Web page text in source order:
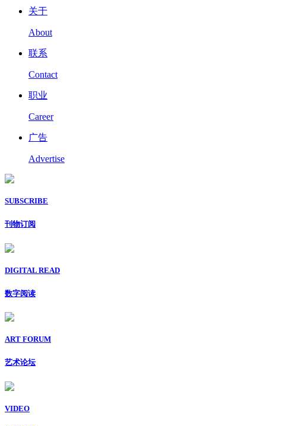
关于
About
联系
Contact
职业
Career
广告
Advertise
SUBSCRIBE
刊物订阅
DIGITAL READ
数字阅读
ART FORUM
艺术论坛
VIDEO